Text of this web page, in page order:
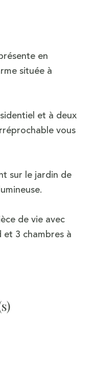
en
située à
et à deux
vous
sur le jardin de
de vie avec
et 3 chambres à